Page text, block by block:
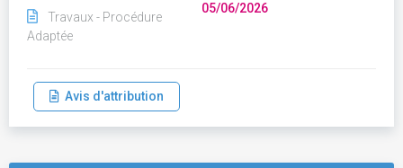
Travaux - Procédure
Adaptée
05/06/2026
Avis d'attribution